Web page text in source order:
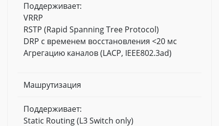
Поддерживает:
VRRP
RSTP (Rapid Spanning Tree Protocol)
DRP с временем восстановления <20 мс
Агрегацию каналов (LACP, IEEE802.3ad)
Машрутизация
Поддерживает:
Static Routing (L3 Switch only)